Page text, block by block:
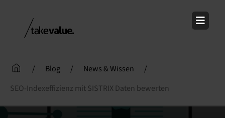
content
/ Blog / News & Wissen
/
SEO-Indexeffizienz mit SISTRIX Daten bewerten